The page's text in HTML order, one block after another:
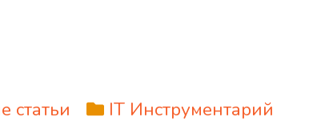
статьи IT Инструментарий